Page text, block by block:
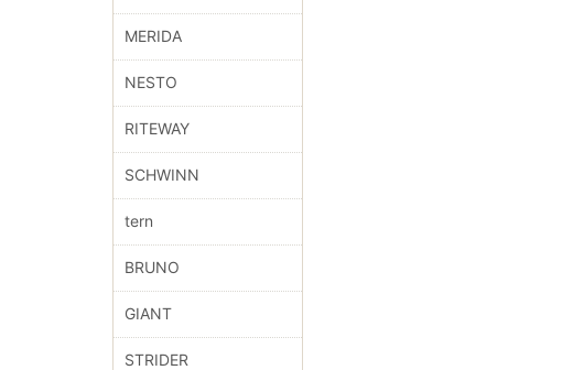
MERIDA
NESTO
RITEWAY
SCHWINN
tern
BRUNO
GIANT
STRIDER